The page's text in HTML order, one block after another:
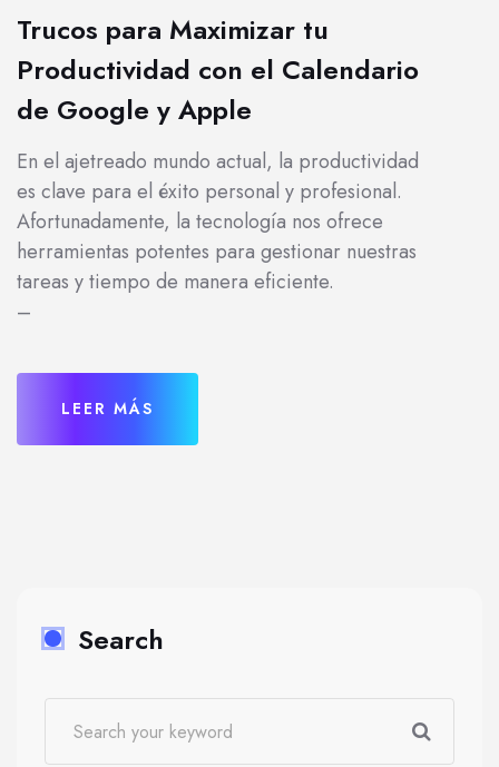
Trucos para Maximizar tu
Productividad con el Calendario
de Google y Apple
En el ajetreado mundo actual, la productividad
es clave para el éxito personal y profesional.
Afortunadamente, la tecnología nos ofrece
herramientas potentes para gestionar nuestras
tareas y tiempo de manera eficiente.
–
LEER MÁS
Search